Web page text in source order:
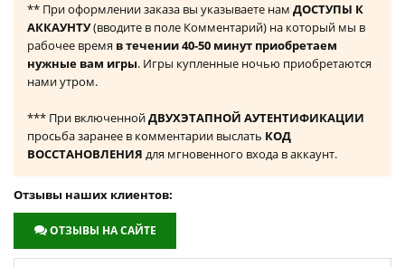
** При оформлении заказа вы указываете нам ДОСТУПЫ К
АККАУНТУ(вводите в поле Комментарий) на который мы в
рабочее время в течении 40-50 минут приобретаем
нужные вам игры. Игры купленные ночью приобретаются
нами утром.
*** При включеннойДВУХЭТАПНОЙ АУТЕНТИФИКАЦИИ
просьба заранее в комментарии выслать КОД
ВОССТАНОВЛЕНИЯ для мгновенного входа в аккаунт.
Отзывы наших клиентов:
ОТЗЫВЫ НА САЙТЕ